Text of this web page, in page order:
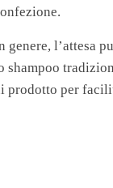
genere, l’attesa
shampoo
prodotto per